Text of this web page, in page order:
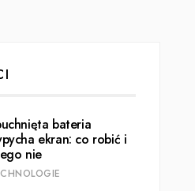
bateria
ekran: co robić i
nie